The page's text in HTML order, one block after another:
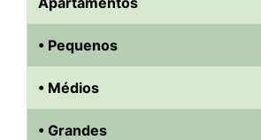
• Pequenos
• Médios
• Grandes